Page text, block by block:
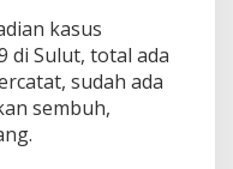
kasus
di Sulut, total ada
sudah ada
sembuh,